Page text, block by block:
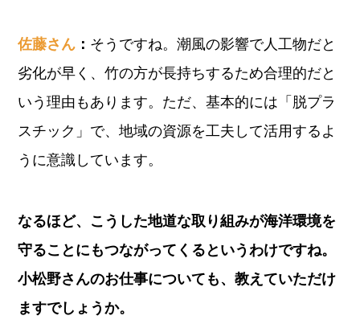
佐藤さん ： そうですね。潮風の影響で人工物だと
劣化が早く、竹の方が長持ちするため合理的だと
いう理由もあります。ただ、基本的には「脱プラ
スチック」で、地域の資源を工夫して活用するよ
うに意識しています。
なるほど、こうした地道な取り組みが海洋環境を
守ることにもつながってくるというわけですね。
小松野さんのお仕事についても、教えていただけ
ますでしょうか。